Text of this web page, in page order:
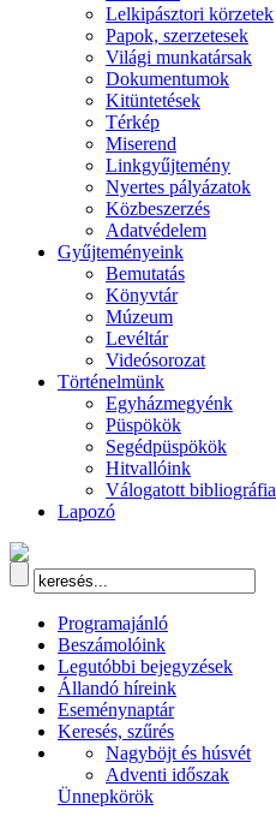
Lelkipásztori körzetek
Papok, szerzetesek
Világi munkatársak
Dokumentumok
Kitüntetések
Térkép
Miserend
Linkgyűjtemény
Nyertes pályázatok
Közbeszerzés
Adatvédelem
Gyűjteményeink
Bemutatás
Könyvtár
Múzeum
Levéltár
Videósorozat
Történelmünk
Egyházmegyénk
Püspökök
Segédpüspökök
Hitvallóink
Válogatott bibliográfia
Lapozó
Programajánló
Beszámolóink
Legutóbbi bejegyzések
Állandó híreink
Eseménynaptár
Keresés, szűrés
Nagyböjt és húsvét
Adventi időszak
Ünnepkörök